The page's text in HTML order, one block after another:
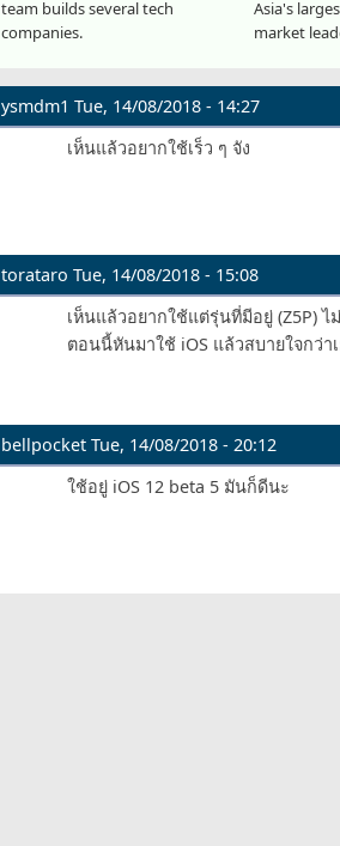
team builds several tech
companies.
Asia's
market
ysmdm1 Tue, 14/08/2018 - 14:27
เห็นแล้วอยากใช้เร็ว ๆ จัง
torataro Tue, 14/08/2018 - 15:08
เห็นแล้วอยากใช้แต่รุ่นที่มีอยู่ (Z5P) ไ
ตอนนี้หันมาใช้ iOS แล้วสบายใจกว่า
bellpocket Tue, 14/08/2018 - 20:12
ใช้อยู่ iOS 12 beta 5 มันก็ดีนะ